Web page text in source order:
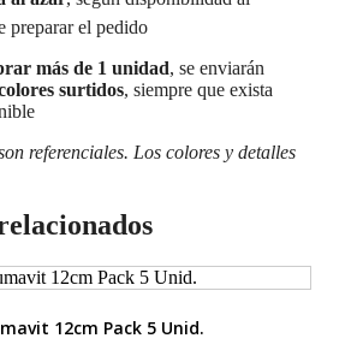
preparar el pedido
más de 1 unidad, se enviarán
surtidos, siempre que exista
referenciales. Los colores y detalles
12cm Pack 5 Unid.